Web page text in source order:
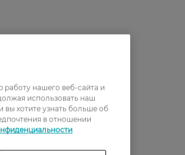
нашего веб-сайта и
использовать наш
вы хотите узнать больше об
в отношении